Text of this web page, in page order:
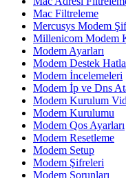
Mac Filtreleme
Mercusys Modem
Millenicom Modem
Modem Ayarları
Modem Destek
Modem İncelemeleri
Modem İp ve Dns
Modem Kurulum
Modem Kurulumu
Modem Qos Ayarları
Modem Resetleme
Modem Setup
Modem Şifreleri
Modem Sorunları